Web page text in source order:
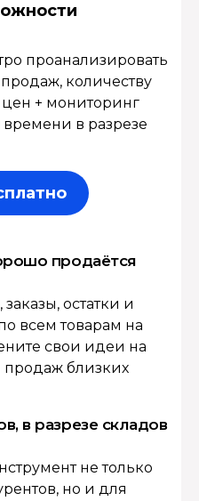
проанализировать
количеству
+ мониторинг
времени в разрезе
продаётся
остатки и
всем товарам на
свои идеи на
близких
в разрезе складов
не только
но и для